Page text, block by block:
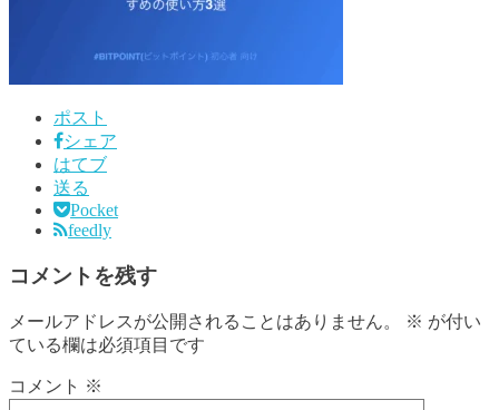
ポスト
シェア
はてブ
送る
Pocket
feedly
コメントを残す
メールアドレスが公開されることはありません。 ※ が付い
ている欄は必須項目です
コメント ※